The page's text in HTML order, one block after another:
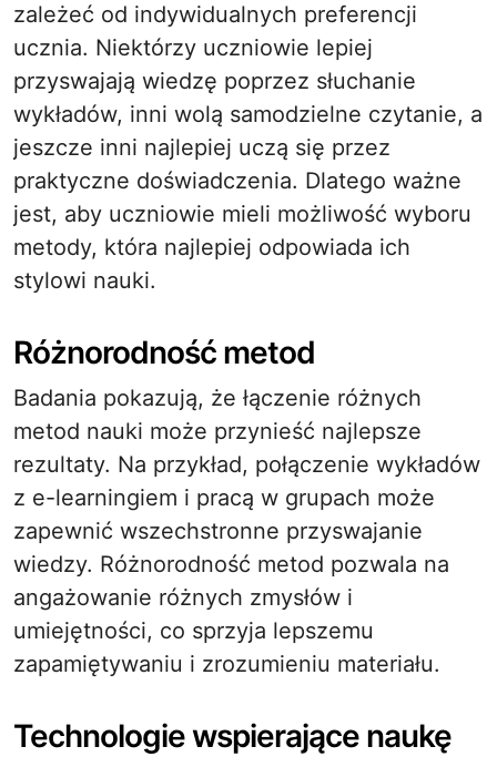
zależeć od indywidualnych preferencji
ucznia. Niektórzy uczniowie lepiej
przyswajają wiedzę poprzez słuchanie
wykładów, inni wolą samodzielne czytanie, a
jeszcze inni najlepiej uczą się przez
praktyczne doświadczenia. Dlatego ważne
jest, aby uczniowie mieli możliwość wyboru
metody, która najlepiej odpowiada ich
stylowi nauki.
Różnorodność metod
Badania pokazują, że łączenie różnych
metod nauki może przynieść najlepsze
rezultaty. Na przykład, połączenie wykładów
z e-learningiem i pracą w grupach może
zapewnić wszechstronne przyswajanie
wiedzy. Różnorodność metod pozwala na
angażowanie różnych zmysłów i
umiejętności, co sprzyja lepszemu
zapamiętywaniu i zrozumieniu materiału.
Technologie wspierające naukę